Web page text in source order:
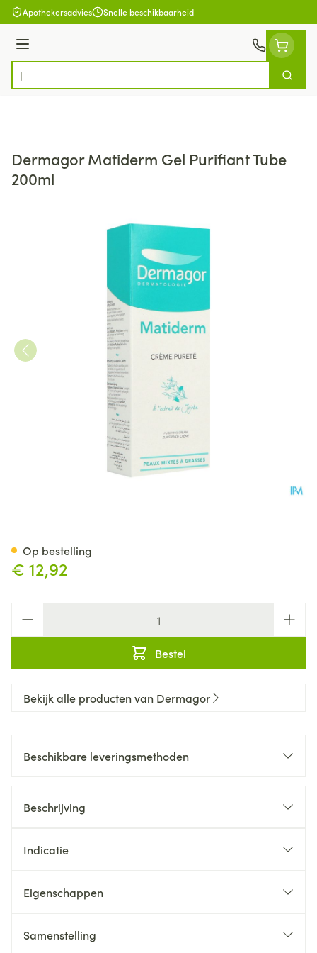
Ga naar de inhoud
Apothekersadvies Snelle beschikbaarheid
Menu
Product, merk, categorie...
Zoek
Dermagor Matiderm Gel Purifiant Tube
200ml
€ 12,92
Bestel
Op bestelling
Bekijk alle producten van Dermagor
Beschikbare leveringsmethoden
Beschrijving
Indicatie
Eigenschappen
Samenstelling